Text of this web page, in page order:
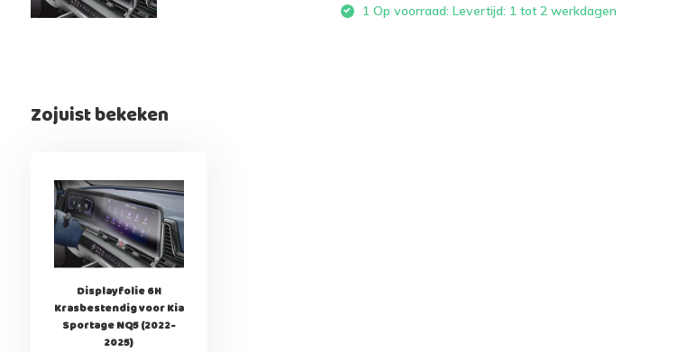
1 Op voorraad: Levertijd: 1 tot 2 werkdagen
Zojuist bekeken
Displayfolie 6H
Krasbestendig voor Kia
Sportage NQ5 (2022-
2025)